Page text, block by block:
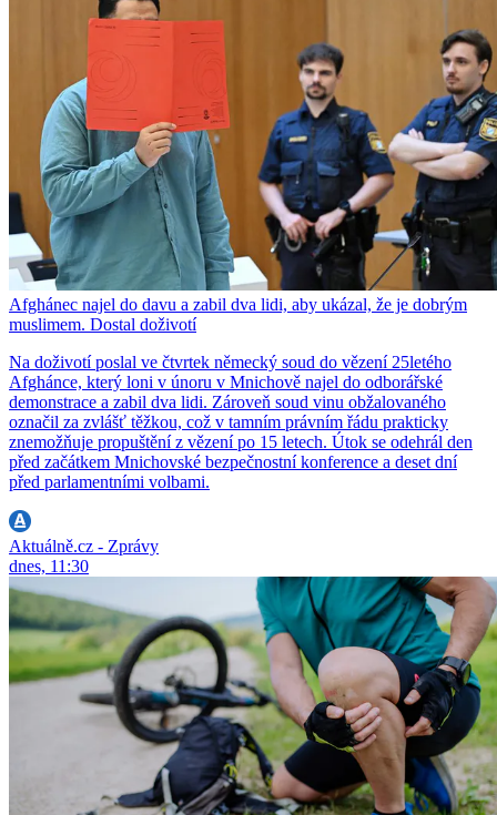
Afghánec najel do davu a zabil dva lidi, aby ukázal, že je dobrým
muslimem. Dostal doživotí
Na doživotí poslal ve čtvrtek německý soud do vězení 25letého
Afghánce, který loni v únoru v Mnichově najel do odborářské
demonstrace a zabil dva lidi. Zároveň soud vinu obžalovaného
označil za zvlášť těžkou, což v tamním právním řádu prakticky
znemožňuje propuštění z vězení po 15 letech. Útok se odehrál den
před začátkem Mnichovské bezpečnostní konference a deset dní
před parlamentními volbami.
Aktuálně.cz - Zprávy
dnes, 11:30